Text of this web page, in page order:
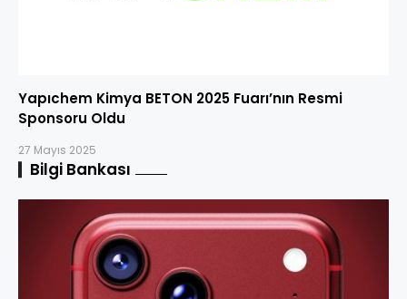
Yapıchem Kimya BETON 2025 Fuarı’nın Resmi
Sponsoru Oldu
27 Mayıs 2025
Bilgi Bankası